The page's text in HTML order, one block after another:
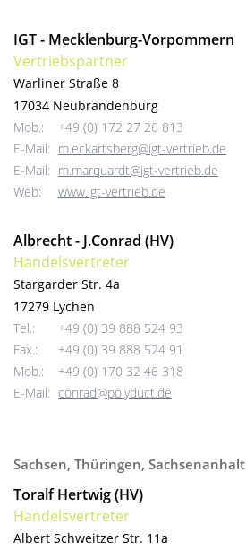
IGT - Mecklenburg-Vorpommern
Vertriebspartner
Warliner Straße 8
17034 Neubrandenburg
Mob.:
+49 (0) 172 27 26 813
E-Mail: m.eckartsberg@igt-vertrieb.de
E-Mail: m.marquardt@igt-vertrieb.de
Web:
www.igt-vertrieb.de
Albrecht - J.Conrad (HV)
Handelsvertreter
Stargarder Str. 4a
17279 Lychen
Tel.:
+49 (0) 39 888 524 93
Fax.:
+49 (0) 39 888 524 91
Mob.:
+49 (0) 170 32 46 318
E-Mail: conrad@polyduct.de
Sachsen, Thüringen, Sachsenanhalt
Toralf Hertwig (HV)
Handelsvertreter
Albert Schweitzer Str. 11a